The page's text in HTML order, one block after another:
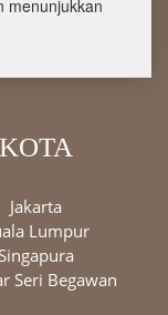
menunjukkan
KOTA
Jakarta
Lumpur
Singapura
Seri Begawan